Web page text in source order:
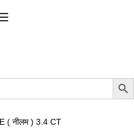
Search
( नीलम ) 3.4 CT